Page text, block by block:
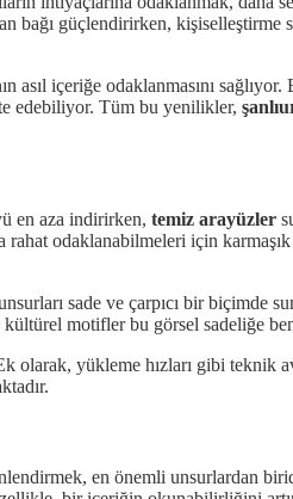
güçlendirirken, kişiselleştirme
asıl içeriğe odaklanmasını
edebiliyor. Tüm bu yenilikler,
en aza indirirken, temiz arayüzler
rahat odaklanabilmeleri için
sade ve çarpıcı bir biçimde
motifler bu görsel sadeliğe
olarak, yükleme hızları gibi teknik
en önemli unsurlardan